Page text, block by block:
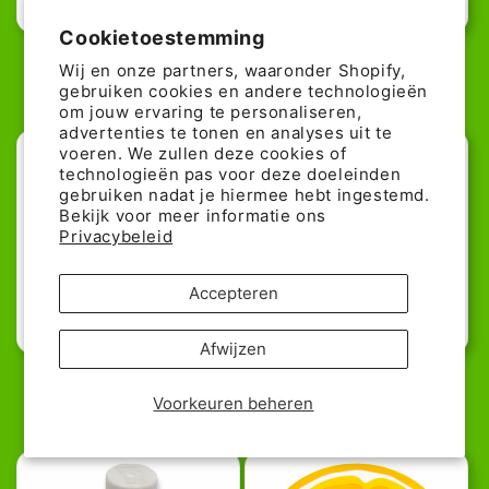
Cookietoestemming
Wij en onze partners, waaronder Shopify,
gebruiken cookies en andere technologieën
om jouw ervaring te personaliseren,
advertenties te tonen en analyses uit te
voeren. We zullen deze cookies of
technologieën pas voor deze doeleinden
gebruiken nadat je hiermee hebt ingestemd.
Bekijk voor meer informatie ons
Privacybeleid
Voorkeuren beheren
Accepteren
Afwijzen
Reisepass
Normale
prijs
0,79€ Aanbiedingsprijs
0,33€
LEGO Tile 1x1 Round - Limette
Normale
prijs
0,29€ 0,08€
37% günstiger!
Aanbiedingsprijs
0,12€
45% günstiger!
Normale
0,29€